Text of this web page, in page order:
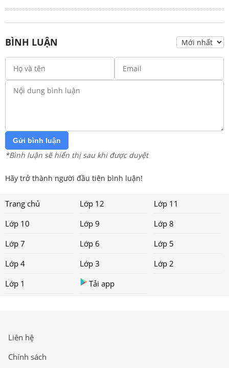
BÌNH LUẬN
Gửi bình luận
*Bình luận sẽ hiển thị sau khi được duyệt
Hãy trở thành người đầu tiên bình luận!
Trang chủ Lớp 12
Lớp 11
Lớp 10
Lớp 9
Lớp 8
Lớp 7
Lớp 6
Lớp 5
Lớp 4
Lớp 3
Lớp 2
Lớp 1
Tải app
Liên hệ
Chính sách